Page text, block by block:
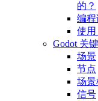
的？
编
使用
Godot 关
场景
节点
场景
信号